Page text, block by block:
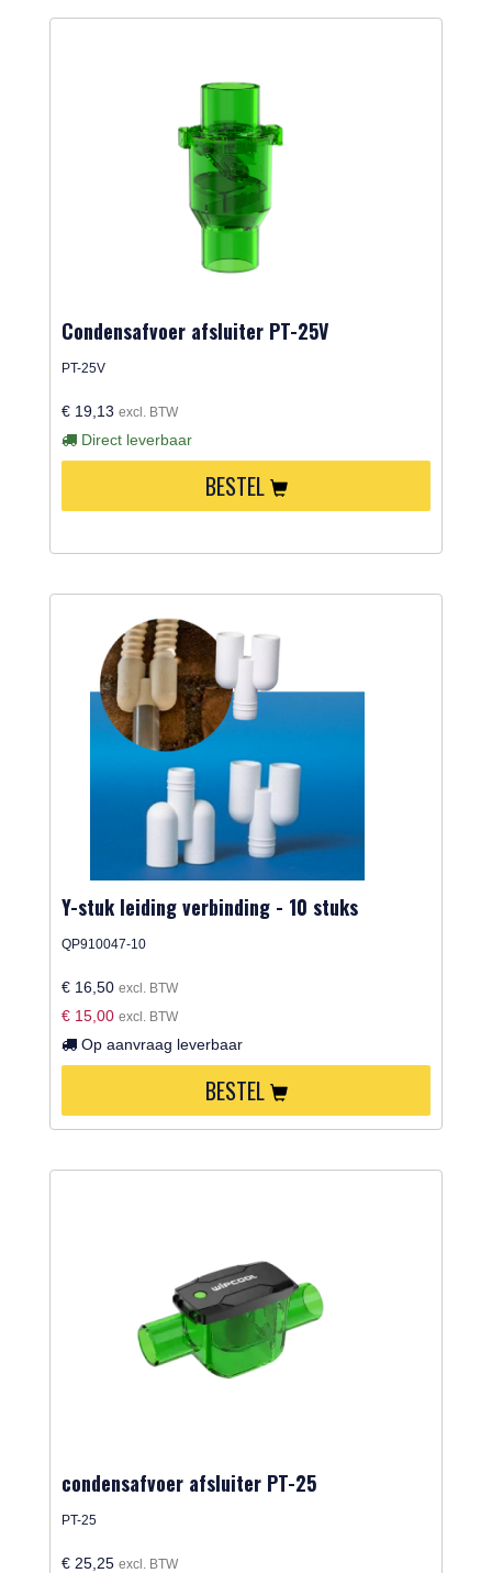
Condensafvoer afsluiter PT-25V
PT-25V
€ 19,13 excl. BTW
Direct leverbaar
BESTEL
Y-stuk leiding verbinding - 10 stuks
QP910047-10
€ 16,50 excl. BTW
€ 15,00 excl. BTW
Op aanvraag leverbaar
BESTEL
condensafvoer afsluiter PT-25
PT-25
€ 25,25 excl. BTW